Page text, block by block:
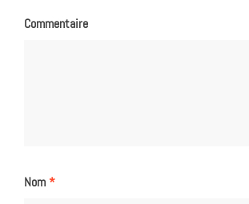
Commentaire
Nom*